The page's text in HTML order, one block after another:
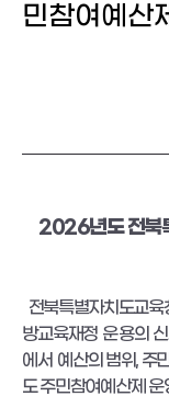
민참여예산
2026년도전북
전북특별자치도교육
방교육재정 운용의
에서 예산의 범위, 주
도 주민참여예산제 운